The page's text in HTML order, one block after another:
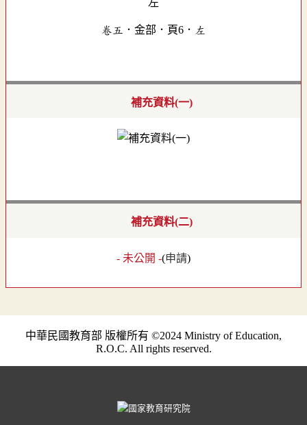
卷五．金部．頁6．左
補充資料(一)
補充資料(二)
- 未公開 -(申請)
中華民國教育部 版權所有 ©2024 Ministry of Education,
R.O.C. All rights reserved.